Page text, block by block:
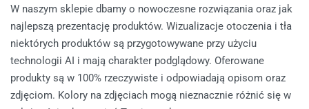
W naszym sklepie dbamy o nowoczesne rozwiązania oraz jak
najlepszą prezentację produktów. Wizualizacje otoczenia i tła
niektórych produktów są przygotowywane przy użyciu
technologii AI i mają charakter podglądowy. Oferowane
produkty są w 100% rzeczywiste i odpowiadają opisom oraz
zdjęciom. Kolory na zdjęciach mogą nieznacznie różnić się w